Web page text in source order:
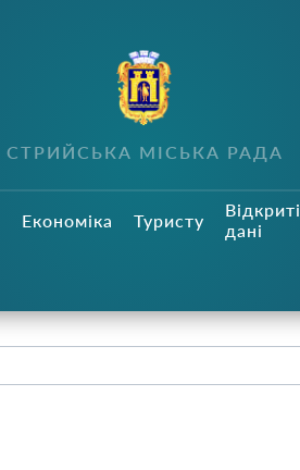
СТРИЙСЬКА МІСЬКА РАДА
Економіка Туристу
Відкриті
дані